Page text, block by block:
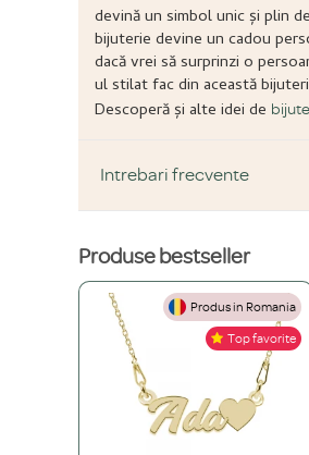
devină un simbol unic și plin
bijuterie devine un cadou
dacă vrei să surprinzi o
ul stilat fac din această
Descoperă și alte idei de
Intrebari frecvente
DESPRE PRODUS ȘI MATERIALE
Din ce materiale sunt fabricate
Folosim doar materiale de înaltă
Ce înseamnă o bijuterie
Placarea este un proces prin
Cum aleg materialul potrivit
Produse bestseller
Produs in Romania
Top favorite